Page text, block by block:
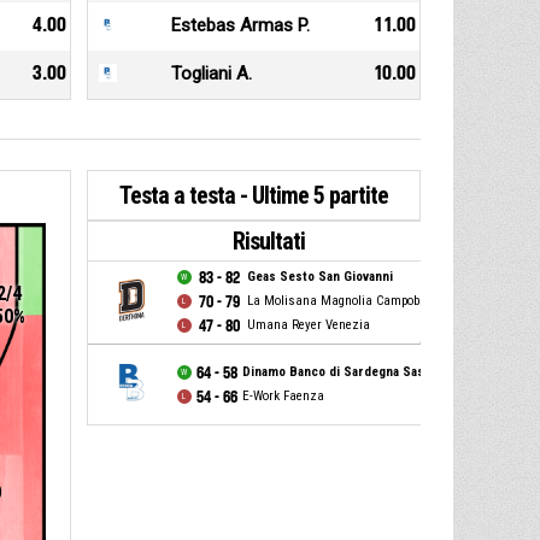
4.00
3.00
Estebas Armas P. 11.00
Togliani A. 10.00
4
Testa a testa - Ultime 5 partite
Risultati
83 - 82 Geas Sesto San Giovanni
70 - 79 La Molisana Magnolia Campobasso
47 - 80 Umana Reyer Venezia
64 - 58 Dinamo Banco di Sardegna Sassari
54 - 66 E-Work Faenza